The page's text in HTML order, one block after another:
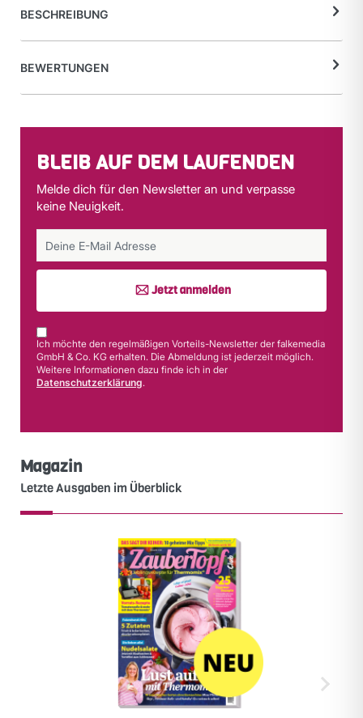
BESCHREIBUNG
BEWERTUNGEN
BLEIB AUF DEM LAUFENDEN
Melde dich für den Newsletter an und verpasse
keine Neuigkeit.
Jetzt anmelden
Ich möchte den regelmäßigen Vorteils-Newsletter der falkemedia
GmbH & Co. KG erhalten. Die Abmeldung ist jederzeit möglich.
Weitere Informationen dazu finde ich in der
Datenschutzerklärung.
Magazin
Letzte Ausgaben im Überblick